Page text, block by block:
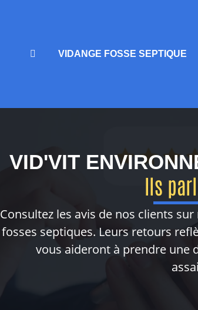
VIDANGE FOSSE SEPTIQUE
VID'VIT
Ils
Consultez les avis de nos clients
fosses septiques. Leurs retours
vous aideront à prendre une